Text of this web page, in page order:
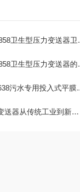
生型压力变送器卫生设计，确保安全
生型压力变送器的使用及日常维护攻略
专用投入式平膜型液位变送器的显著特点
从传统工业到新兴领域的“全域渗透”